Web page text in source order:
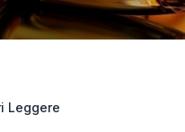
Leggere